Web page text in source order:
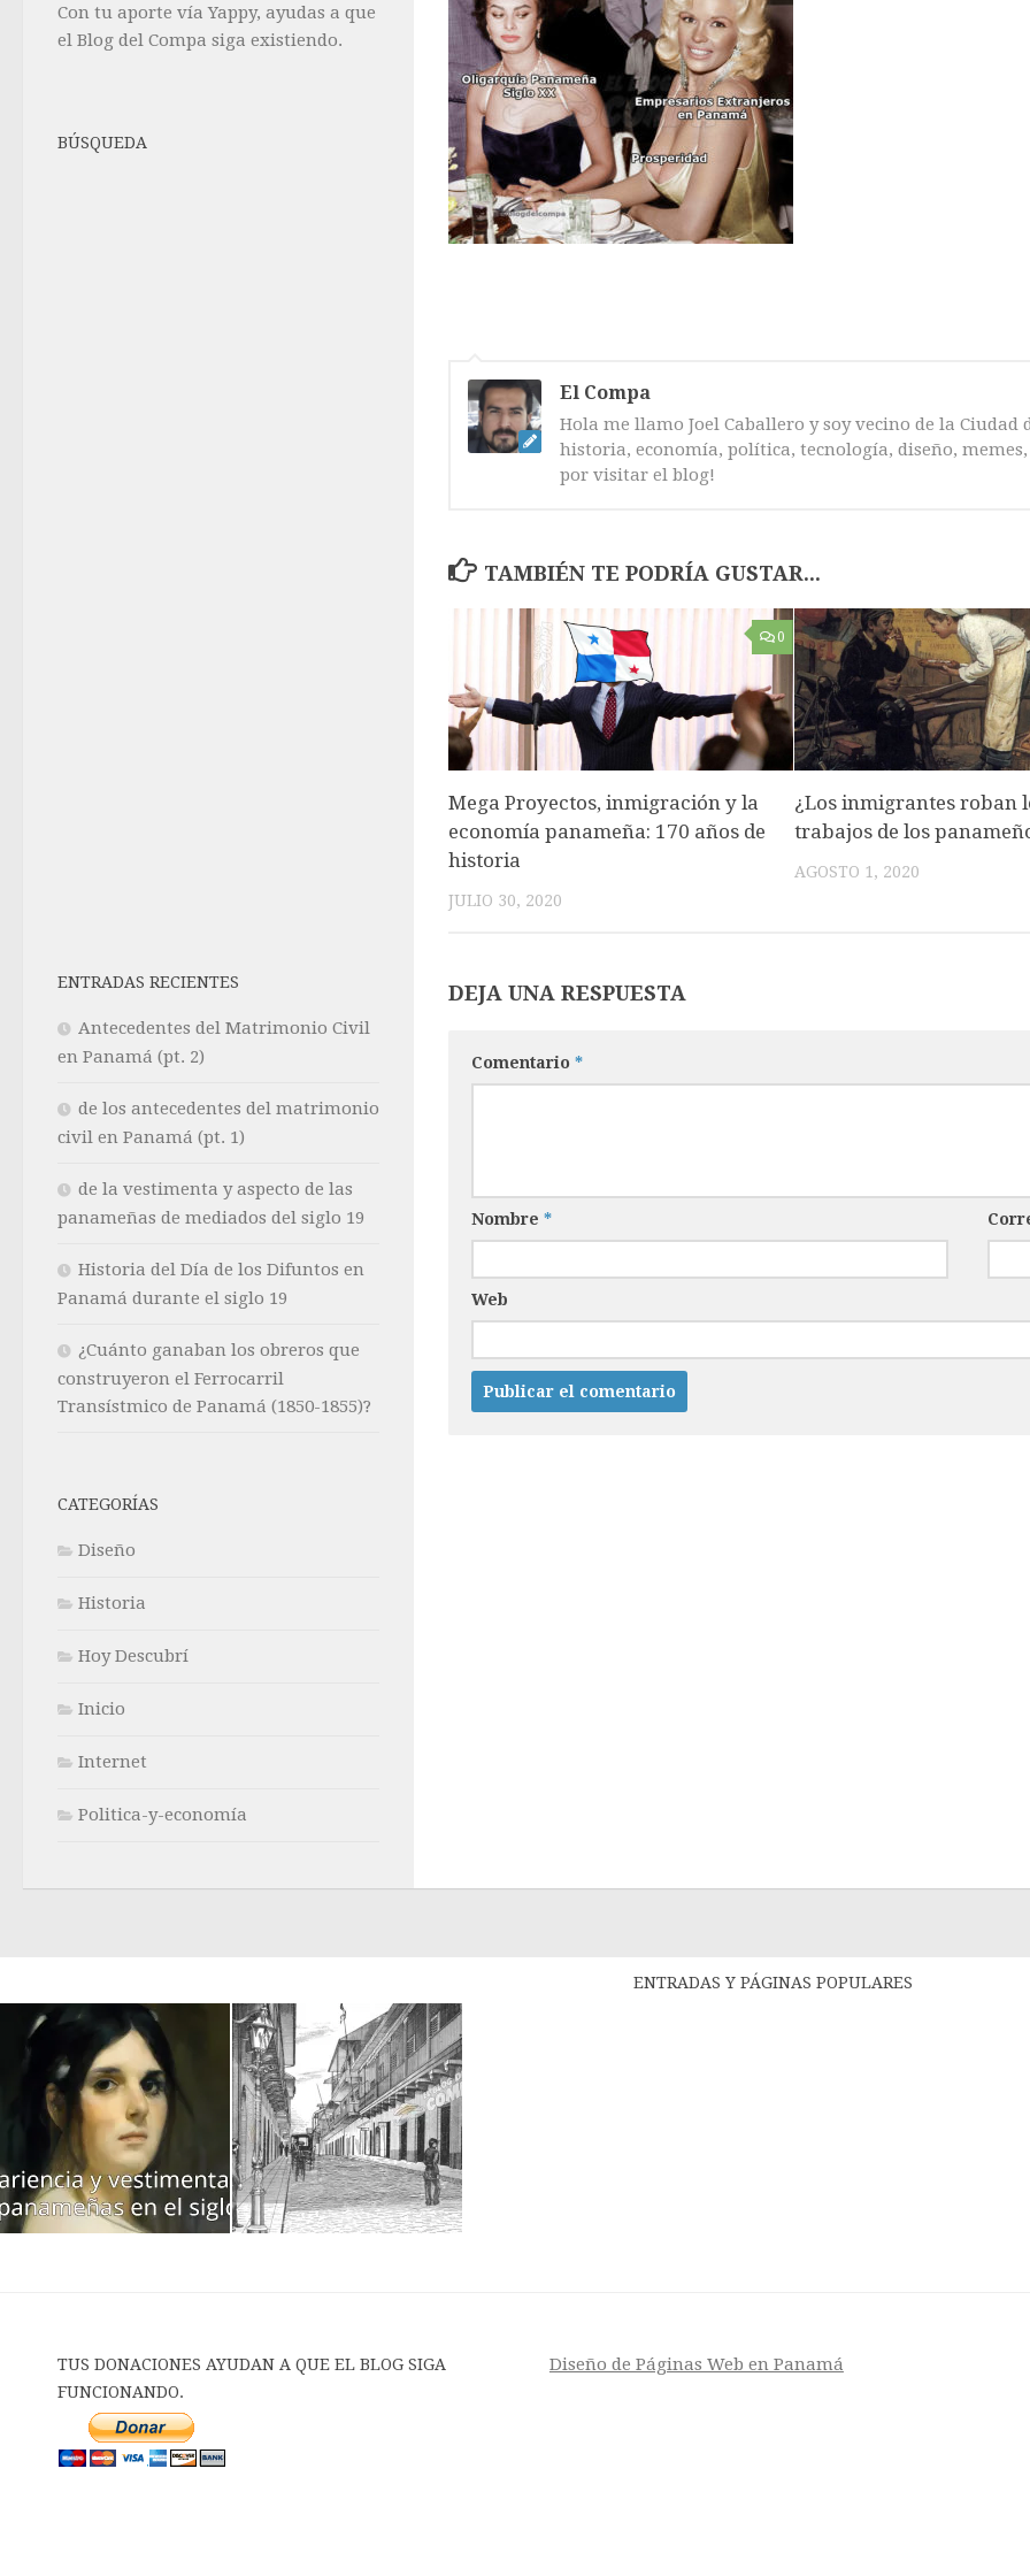
El Compa
Hola me llamo Joel Caballero y soy vecino de la
historia, economía, política, tecnología, diseño,
por visitar el blog!
TAMBIÉN TE PODRÍA GUSTAR...
0
Mega Proyectos, inmigración y la
economía panameña: 170 años de
historia
JULIO 30, 2020
¿Los inmigrantes roban
trabajos de los
AGOSTO 1, 2020
DEJA UNA RESPUESTA
Comentario *
Nombre *
Web
Con tu aporte vía Yappy, ayudas a que
el Blog del Compa siga existiendo.
BÚSQUEDA
ENTRADAS RECIENTES
Antecedentes del Matrimonio Civil
en Panamá (pt. 2)
de los antecedentes del matrimonio
civil en Panamá (pt. 1)
de la vestimenta y aspecto de las
panameñas de mediados del siglo 19
Historia del Día de los Difuntos en
Panamá durante el siglo 19
¿Cuánto ganaban los obreros que
construyeron el Ferrocarril
Transístmico de Panamá (1850-1855)?
CATEGORÍAS
Diseño
Historia
Hoy Descubrí
Inicio
Internet
Politica-y-economía
ENTRADAS Y PÁGINAS POPULARES
TUS DONACIONES AYUDAN A QUE EL BLOG SIGA
FUNCIONANDO.
Diseño de Páginas Web en Panamá